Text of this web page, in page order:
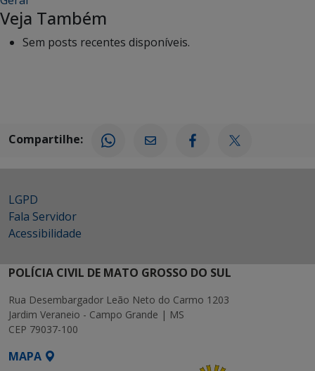
Veja Também
Sem posts recentes disponíveis.
Compartilhe:
LGPD
Fala Servidor
Acessibilidade
POLÍCIA CIVIL DE MATO GROSSO DO SUL
Rua Desembargador Leão Neto do Carmo 1203
Jardim Veraneio - Campo Grande | MS
CEP 79037-100
MAPA